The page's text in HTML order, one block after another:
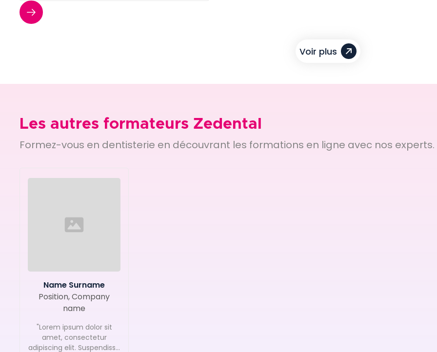
Voir plus
Les autres formateurs Zedental
Formez-vous en dentisterie en découvrant les formations en ligne avec nos experts.
Name Surname
Position, Company
name
"Lorem ipsum dolor sit
amet, consectetur
adipiscing elit. Suspendisse